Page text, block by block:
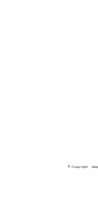
© Copyright -